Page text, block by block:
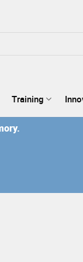
Training